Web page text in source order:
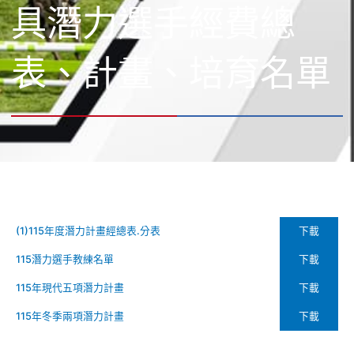
具潛力選手經費總
表、計畫、培育名單
(1)115年度潛力計畫經總表.分表 下載
115潛力選手教練名單 下載
115年現代五項潛力計畫 下載
115年冬季兩項潛力計畫 下載